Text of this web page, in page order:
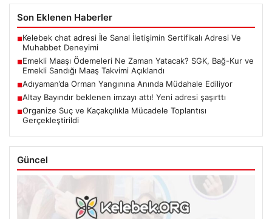
Son Eklenen Haberler
■Kelebek chat adresi İle Sanal İletişimin Sertifikalı Adresi Ve
Muhabbet Deneyimi
■Emekli Maaşı Ödemeleri Ne Zaman Yatacak? SGK, Bağ-Kur ve
Emekli Sandığı Maaş Takvimi Açıklandı
■Adıyaman’da Orman Yangınına Anında Müdahale Ediliyor
■Altay Bayındır beklenen imzayı attı! Yeni adresi şaşırttı
■Organize Suç ve Kaçakçılıkla Mücadele Toplantısı
Gerçekleştirildi
Güncel